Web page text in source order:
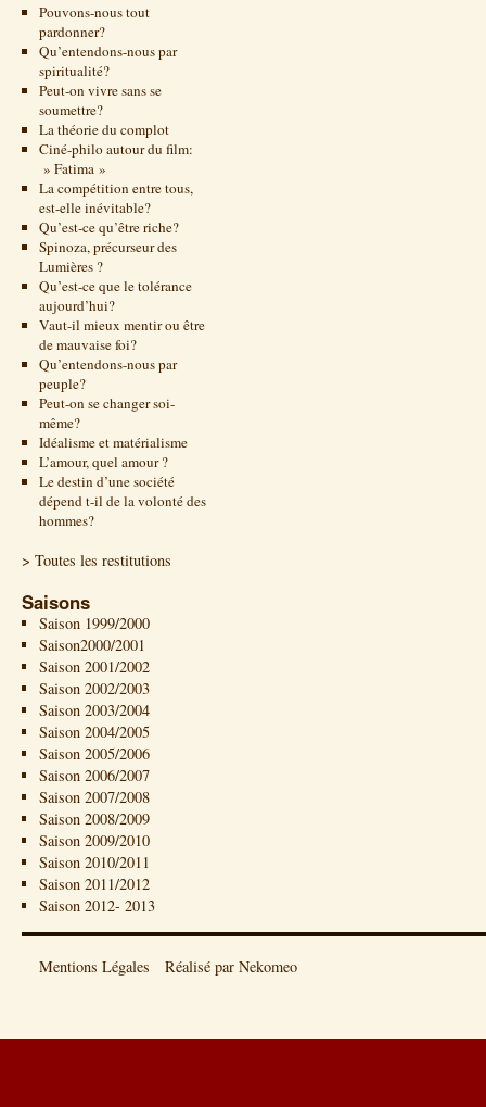
Pouvons-nous tout
pardonner?
Qu’entendons-nous par
spiritualité?
Peut-on vivre sans se
soumettre?
La théorie du complot
Ciné-philo autour du film:
» Fatima »
La compétition entre tous,
est-elle inévitable?
Qu’est-ce qu’être riche?
Spinoza, précurseur des
Lumières ?
Qu’est-ce que le tolérance
aujourd’hui?
Vaut-il mieux mentir ou être
de mauvaise foi?
Qu’entendons-nous par
peuple?
Peut-on se changer soi-
même?
Idéalisme et matérialisme
L’amour, quel amour ?
Le destin d’une société
dépend t-il de la volonté des
hommes?
> Toutes les restitutions
Saisons
Saison 1999/2000
Saison2000/2001
Saison 2001/2002
Saison 2002/2003
Saison 2003/2004
Saison 2004/2005
Saison 2005/2006
Saison 2006/2007
Saison 2007/2008
Saison 2008/2009
Saison 2009/2010
Saison 2010/2011
Saison 2011/2012
Saison 2012- 2013
Mentions Légales Réalisé par Nekomeo